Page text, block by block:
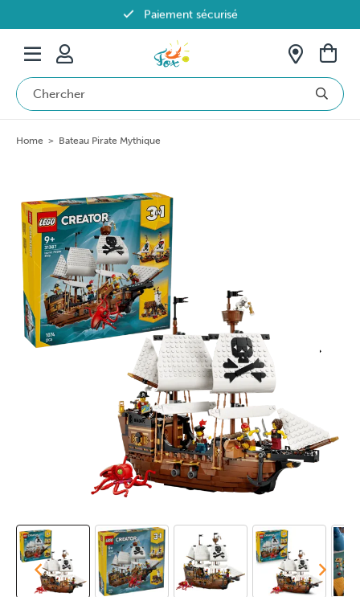
Paiement sécurisé
Livraison offerte dès 69€ en Belgique
Home > Bateau Pirate Mythique